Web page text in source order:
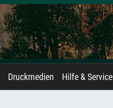
Druckmedien Hilfe & Service